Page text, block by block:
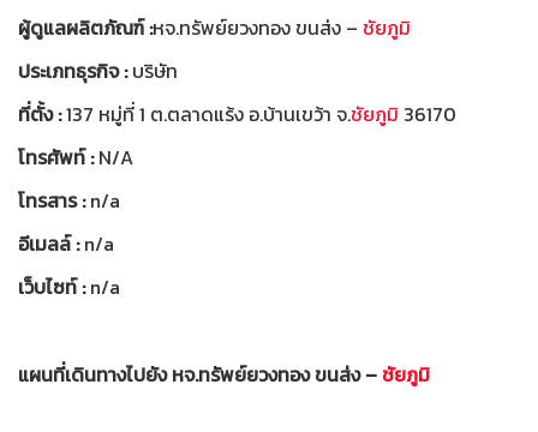
ผู้ดูแลผลิตภัณฑ์ :หจ.ทรัพย์ยวงทอง ขนส่ง – ชัยภูมิ
ประเภทธุรกิจ :บริษัท
ที่ตั้ง :137 หมู่ที่ 1 ต.ตลาดแร้ง อ.บ้านเขว้า จ.ชัยภูมิ 36170
โทรศัพท์ :N/A
โทรสาร :n/a
อีเมลล์ :n/a
เว็บไซท์ :n/a
แผนที่เดินทางไปยัง หจ.ทรัพย์ยวงทอง ขนส่ง –ชัยภูมิ